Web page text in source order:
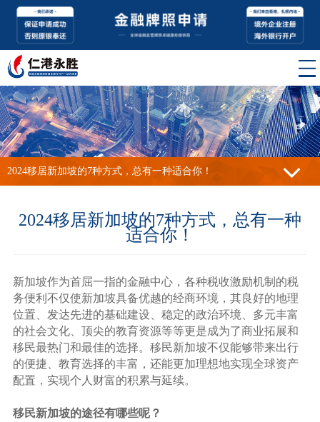
2024移居新加坡的7种方式，总有一种适合你！
2024移居新加坡的7种方式，总有一种
适合你！
新加坡作为首屈一指的金融中心，各种税收激励机制的税
务便利不仅使新加坡具备优越的经商环境，其良好的地理
位置、发达先进的基础建设、稳定的政治环境、多元丰富
的社会文化、顶尖的教育资源等等更是成为了商业拓展和
移民最热门和最佳的选择。移民新加坡不仅能够带来出行
的便捷、教育选择的丰富，还能更加理想地实现全球资产
配置，实现个人财富的积累与延续。
移民新加坡的途径有哪些呢？